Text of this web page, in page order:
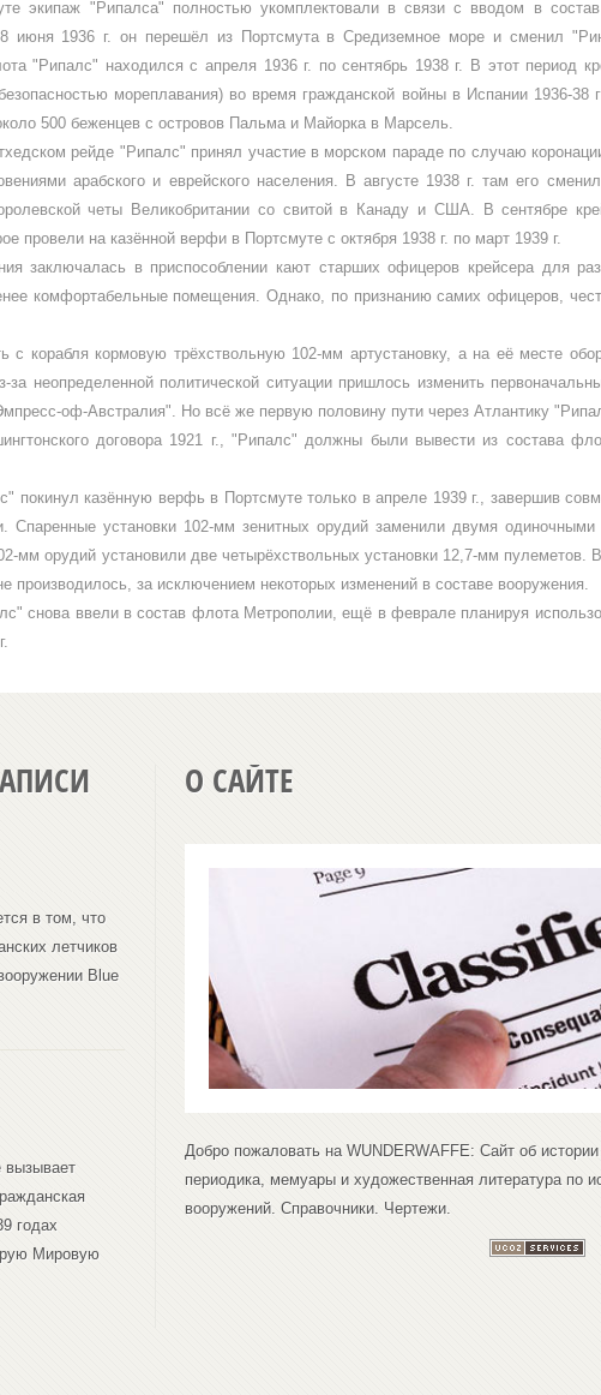
экипаж "Рипалса" полностью укомплектовали в связи с вво­дом в
8 июня 1936 г. он перешёл из Портсмута в Средиземное море и сменил
"Рипалс" находился с апреля 1936 г. по сен­тябрь 1938 г. В этот период
мореплавания) во вре­мя гражданской войны в Испании
500 беженцев с островов Пальма и Майорка в Марсель.
рейде "Рипалс" принял участие в морском параде по случаю
арабского и еврейского на­селения. В августе 1938 г. там его
четы Ве­ликобритании со свитой в Канаду и США. В сентябре
прове­ли на казённой верфи в Портсмуте с октяб­ря 1938 г. по март 1939 г.
заключалась в приспособлении кают старших офицеров крейсера для
комфортабельные помещения. Однако, по при­знанию самих офицеров,
с корабля кормо­вую трёхствольную 102-мм артустановку, а на её месте
за неопределенной политической ситуации при­шлось изменить
оф-Австралия". Но всё же первую половину пути через Атлантику
дого­вора 1921 г., "Рипалс" должны были вывес­ти из состава
покинул казён­ную верфь в Портсмуте только в апреле 1939 г., завершив
Спаренные установки 102-мм зенитных орудий заменили двумя
мм орудий установили две четырёхствольных установки 12,7-мм
про­изводилось, за исключением некоторых изме­нений в составе вооружения.
снова ввели в состав флота Метрополии, ещё в феврале пла­нируя
в том, что
летчиков
Blue
вызывает
годах
Мировую
О САЙТЕ
Добро пожаловать на WUNDERWAFFE: Сайт об
периодика, мемуары и художественная литература по
вооружений. Справочники. Чертежи.